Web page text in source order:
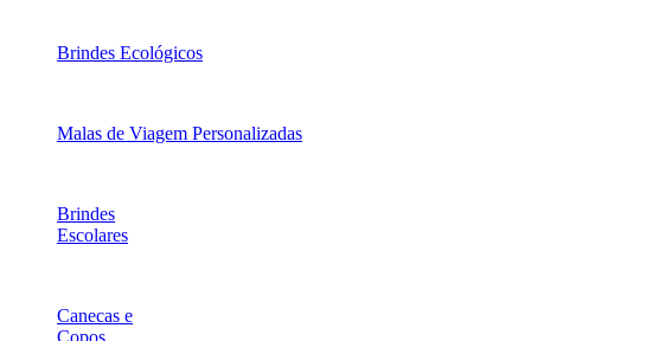
Brindes Ecológicos
Malas de Viagem Personalizadas
Brindes
Escolares
Canecas e
Copos